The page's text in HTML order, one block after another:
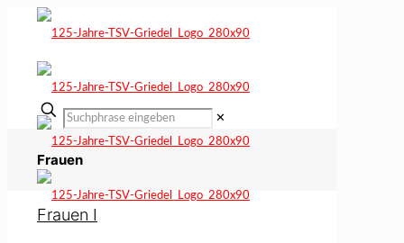
✕
Frauen
Frauen I